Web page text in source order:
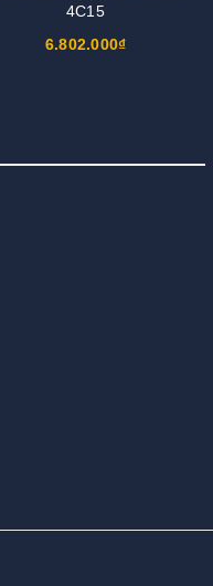
4C15
6.802.000₫